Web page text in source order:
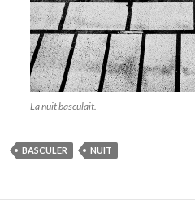
La nuit basculait.
BASCULER NUIT